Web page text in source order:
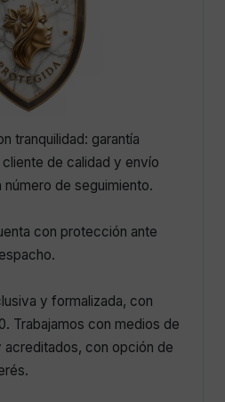
tranquilidad: garantía
de calidad y envío
de seguimiento.
con protección ante
y formalizada, con
Trabajamos con medios de
acreditados, con opción de